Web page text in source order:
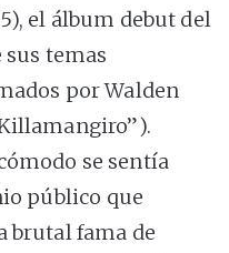
el álbum debut del
sus temas
por Walden
se sentía
público que
brutal fama de